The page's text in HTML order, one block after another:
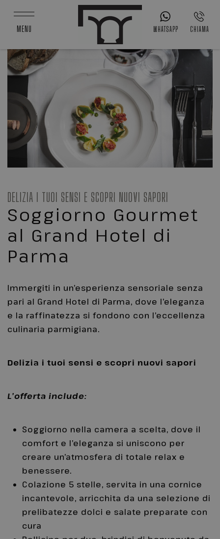
MENU WHATSAPP CHIAMA
DELIZIA I TUOI SENSI E SCOPRI NUOVI SAPORI
Soggiorno Gourmet
al Grand Hotel di
Parma
Immergiti in un’esperienza sensoriale senza
pari al Grand Hotel di Parma, dove l’eleganza
e la raffinatezza si fondono con l’eccellenza
culinaria parmigiana.
Delizia i tuoi sensi e scopri nuovi sapori
L’offerta include:
Soggiorno nella camera a scelta, dove il
comfort e l’eleganza si uniscono per
creare un’atmosfera di totale relax e
benessere.
Colazione 5 stelle, servita in una cornice
incantevole, arricchita da una selezione di
prelibatezze dolci e salate preparate con
cura